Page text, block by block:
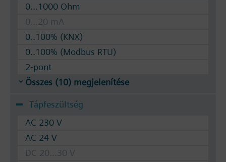
0...1000 Ohm
0...20 mA
0..100% (KNX)
0..100% (Modbus RTU)
2-pont
Összes (10) megjelenítése
Tápfeszültség
AC 230 V
AC 24 V
DC 20...30 V